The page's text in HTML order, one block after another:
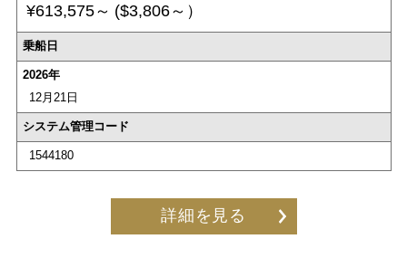
¥613,575～ ($3,806～）
乗船日
2026年
12月21日
システム管理コード
1544180
詳細を見る